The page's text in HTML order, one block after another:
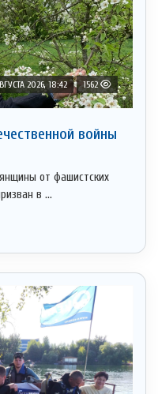
2026, 18:42 1562
войны
от фашистских
в ...